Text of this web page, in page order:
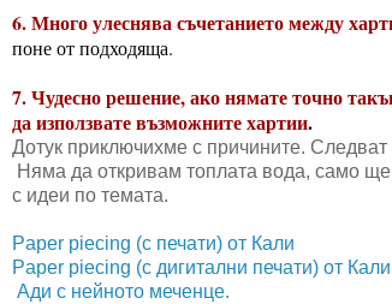
6. Много улеснява съчетанието между
поне от подходяща.
7. Чудесно решение, ако нямате точно
да използвате възможните хартии.
Дотук приключихме с причините.
Няма да откривам топлата вода, само
с идеи по темата.
Paper piecing (с печати) от Кали
Paper piecing (с дигитални печати) от Кали l
Ади с нейното меченце.